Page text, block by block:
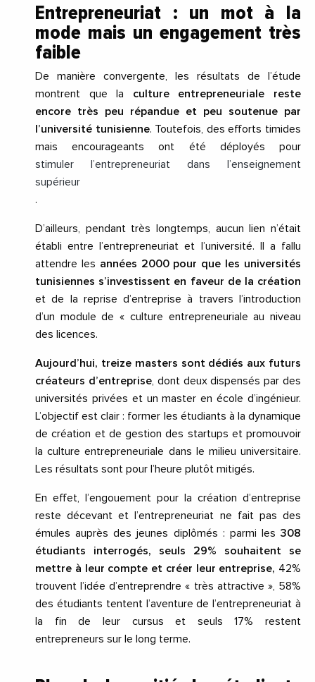
Entrepreneuriat : un mot à la
mode mais un engagement très
faible
De manière convergente, les résultats de l’étude
montrent que la culture entrepreneuriale reste
encore très peu répandue et peu soutenue par
l’université tunisienne. Toutefois, des efforts timides
mais encourageants ont été déployés pour
stimuler l’entrepreneuriat dans l’enseignement
supérieur
.
D’ailleurs, pendant très longtemps, aucun lien n’était
établi entre l’entrepreneuriat et l’université. Il a fallu
attendre les années 2000 pour que les universités
tunisiennes s’investissent en faveur de la création
et de la reprise d’entreprise à travers l’introduction
d’un module de « culture entrepreneuriale au niveau
des licences.
Aujourd’hui, treize masters sont dédiés aux futurs
créateurs d’entreprise, dont deux dispensés par des
universités privées et un master en école d’ingénieur.
L’objectif est clair : former les étudiants à la dynamique
de création et de gestion des startups et promouvoir
la culture entrepreneuriale dans le milieu universitaire.
Les résultats sont pour l’heure plutôt mitigés.
En effet, l’engouement pour la création d’entreprise
reste décevant et l’entrepreneuriat ne fait pas des
émules auprès des jeunes diplômés : parmi les 308
étudiants interrogés, seuls 29% souhaitent se
mettre à leur compte et créer leur entreprise, 42%
trouvent l’idée d’entreprendre « très attractive », 58%
des étudiants tentent l’aventure de l’entrepreneuriat à
la fin de leur cursus et seuls 17% restent
entrepreneurs sur le long terme.